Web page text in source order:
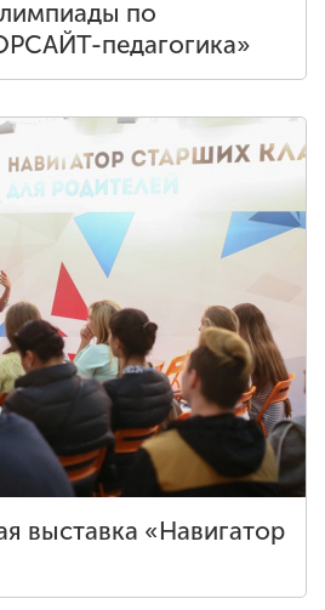
по
педагогика»
выставка «Навигатор